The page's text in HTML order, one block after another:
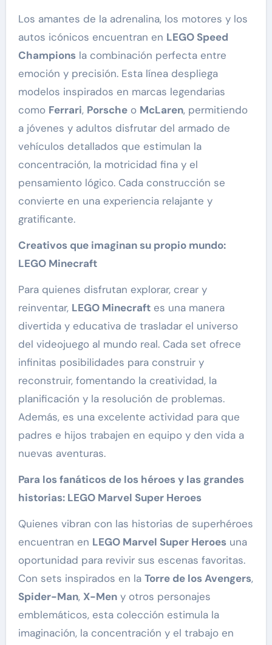
Los amantes de la adrenalina, los motores y los
autos icónicos encuentran en LEGO Speed
Championsla combinación perfecta entre
emoción y precisión. Esta línea despliega
modelos inspirados en marcas legendarias
como Ferrari, Porscheo McLaren, permitiendo
a jóvenes y adultos disfrutar del armado de
vehículos detallados que estimulan la
concentración, la motricidad fina y el
pensamiento lógico. Cada construcción se
convierte en una experiencia relajante y
gratificante.
Creativos que imaginan su propio mundo:
LEGO Minecraft
Para quienes disfrutan explorar, crear y
reinventar, LEGO Minecraftes una manera
divertida y educativa de trasladar el universo
del videojuego al mundo real. Cada set ofrece
infinitas posibilidades para construir y
reconstruir, fomentando la creatividad, la
planificación y la resolución de problemas.
Además, es una excelente actividad para que
padres e hijos trabajen en equipo y den vida a
nuevas aventuras.
Para los fanáticos de los héroes y las grandes
historias: LEGO Marvel Super Heroes
Quienes vibran con las historias de superhéroes
encuentran en LEGO Marvel Super Heroesuna
oportunidad para revivir sus escenas favoritas.
Con sets inspirados en la Torre de los Avengers,
Spider-Man, X-Meny otros personajes
emblemáticos, esta colección estimula la
imaginación, la concentración y el trabajo en